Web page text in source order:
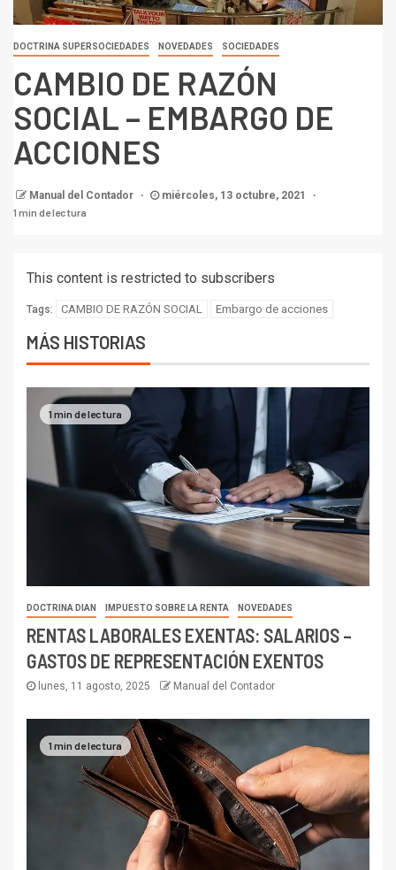
DOCTRINA SUPERSOCIEDADES NOVEDADES SOCIEDADES
CAMBIO DE RAZÓN
SOCIAL – EMBARGO DE
ACCIONES
Manual del Contador
miércoles, 13 octubre, 2021
1 min de lectura
This content is restricted to subscribers
Tags: CAMBIO DE RAZÓN SOCIAL Embargo de acciones
MÁS HISTORIAS
1 min de lectura
DOCTRINA DIAN IMPUESTO SOBRE LA RENTA NOVEDADES
RENTAS LABORALES EXENTAS: SALARIOS –
GASTOS DE REPRESENTACIÓN EXENTOS
lunes, 11 agosto, 2025 Manual del Contador
1 min de lectura